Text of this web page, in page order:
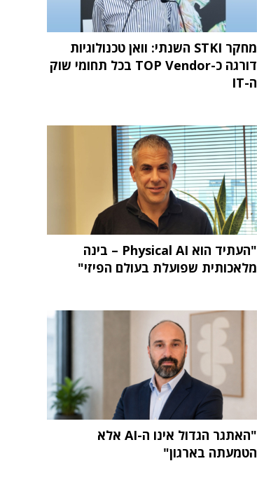
מחקר STKI השנתי: וואן טכנולוגיות
דורגה כ-TOP Vendor בכל תחומי שוק
ה-IT
"העתיד הוא Physical AI – בינה
מלאכותית שפועלת בעולם הפיזי"
"האתגר הגדול אינו ה-AI אלא
הטמעתה בארגון"